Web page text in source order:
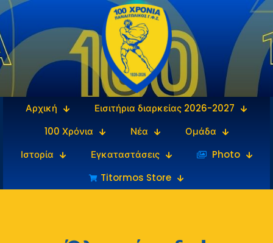
Αρχική
Εισιτήρια διαρκείας 2026-2027
100 Χρόνια
Νέα
Ομάδα
Ιστορία
Εγκαταστάσεις
‎‏‏‎ ‎Photo
Titormos Store